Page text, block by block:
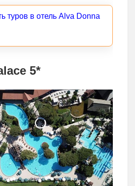
туров в отель Alva Donna
5*